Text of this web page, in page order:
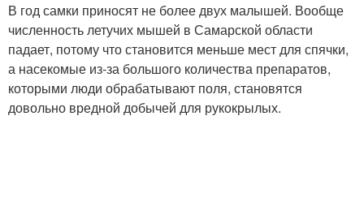
В год самки приносят не более двух малышей. Вообще
численность летучих мышей в Самарской области
падает, потому что становится меньше мест для спячки,
а насекомые из-за большого количества препаратов,
которыми люди обрабатывают поля, становятся
довольно вредной добычей для рукокрылых.